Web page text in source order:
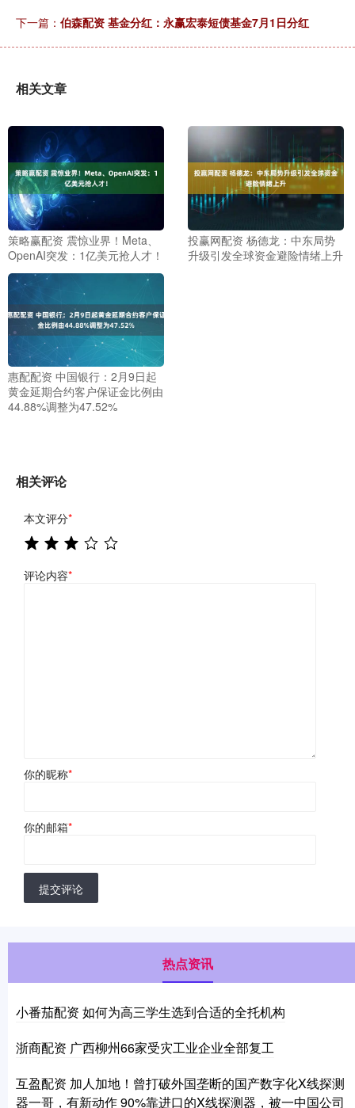
下一篇： 伯森配资 基金分红：永赢宏泰短债基金7月1日分红
相关文章
策略赢配资 震惊业界！Meta、
OpenAI突发：1亿美元抢人才！
投赢网配资 杨德龙：中东局势
升级引发全球资金避险情绪上升
惠配配资 中国银行：2月9日起
黄金延期合约客户保证金比例由
44.88%调整为47.52%
相关评论
本文评分*
评论内容*
你的昵称*
你的邮箱*
提交评论
热点资讯
小番茄配资 如何为高三学生选到合适的全托机构
浙商配资 广西柳州66家受灾工业企业全部复工
互盈配资 加人加地！曾打破外国垄断的国产数字化X线探测
器一哥，有新动作 90%靠进口的X线探测器，被一中国公司